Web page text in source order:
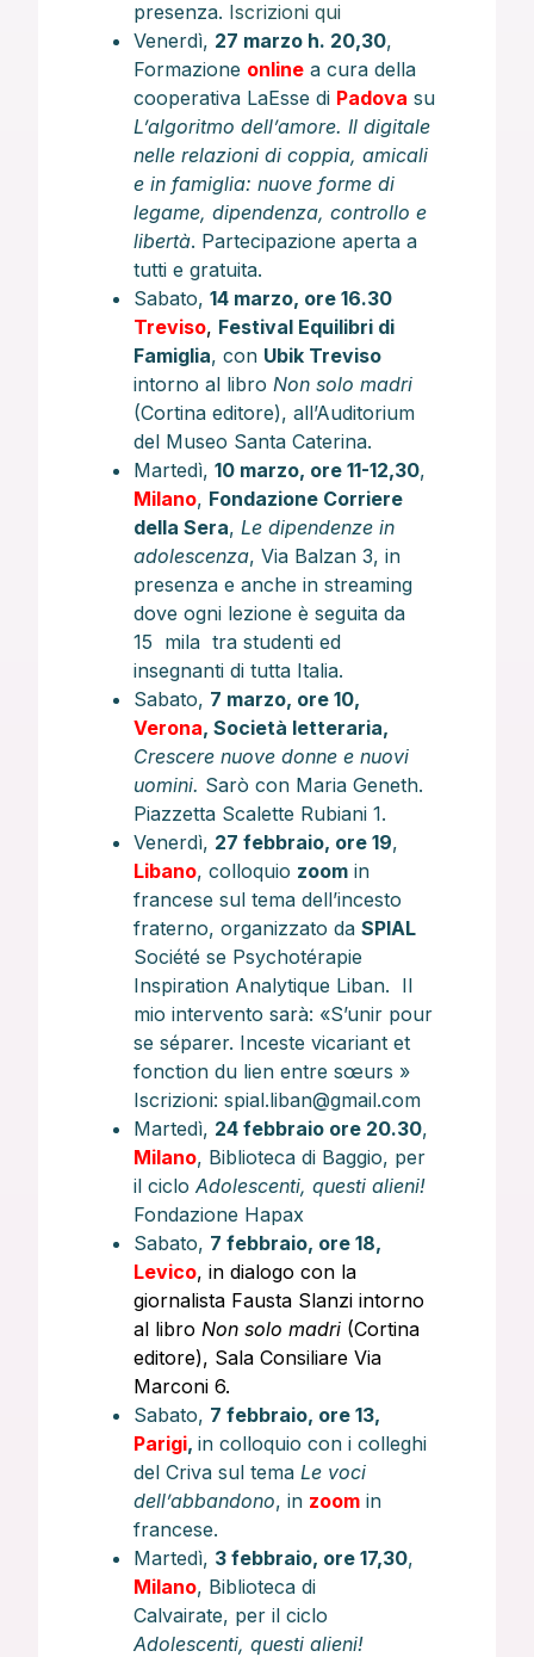
presenza. Iscrizioni qui
Venerdì, 27 marzo h. 20,30,
Formazione online a cura della
cooperativa LaEsse di Padova su
L’algoritmo dell’amore.Il digitale
nelle relazioni di coppia, amicali
e in famiglia: nuove forme di
legame, dipendenza, controllo e
libertà. Partecipazione aperta a
tutti e gratuita.
Sabato,14 marzo, ore 16.30
Treviso, Festival Equilibri di
Famiglia, con Ubik Treviso
intorno al libroNon solo madri
(Cortina editore), all’Auditorium
del Museo Santa Caterina.
Martedì,10 marzo, ore 11-12,30,
Milano, Fondazione Corriere
della Sera,Le dipendenze in
adolescenza, Via Balzan 3, in
presenza e anche in streaming
dove ogni lezione è seguita da
15 mila tra studenti ed
insegnanti di tutta Italia.
Sabato, 7 marzo, ore 10,
Verona, Società letteraria,
Crescere nuove donne e nuovi
uomini. Sarò con Maria Geneth.
Piazzetta Scalette Rubiani 1.
Venerdì, 27 febbraio, ore 19,
Libano, colloquio zoom in
francese sul tema dell’incesto
fraterno, organizzato daSPIAL
Société se Psychotérapie
Inspiration Analytique Liban. Il
mio intervento sarà: «S’unir pour
se séparer. Inceste vicariant et
fonction du lien entre sœurs »
Iscrizioni: spial.liban@gmail.com
Martedì, 24 febbraio ore 20.30,
Milano, Biblioteca di Baggio, per
il cicloAdolescenti, questi alieni!
Fondazione Hapax
Sabato, 7 febbraio, ore 18,
Levico, in dialogo con la
giornalista Fausta Slanzi intorno
al libroNon solo madri (Cortina
editore), Sala Consiliare Via
Marconi 6.
Sabato, 7 febbraio, ore 13,
Parigi,in colloquio con i colleghi
del Criva sul temaLe voci
dell’abbandono, in zoom in
francese.
Martedì, 3 febbraio, ore 17,30,
Milano, Biblioteca di
Calvairate, per il ciclo
Adolescenti, questi alieni!